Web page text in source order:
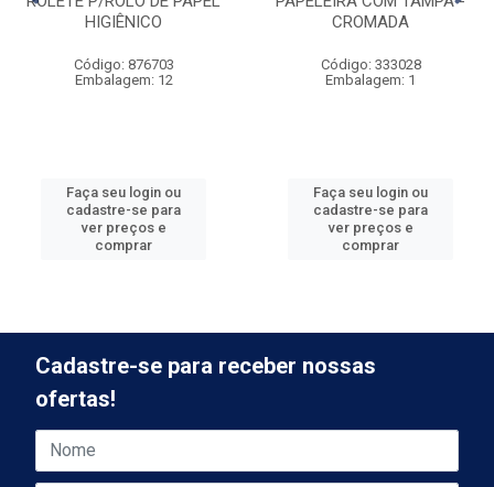
HIGIÊNICO
Código: 876703
Embalagem: 12
Faça seu login ou
cadastre-se para
ver preços e
comprar
CROMADA
Código: 333028
Embalagem: 1
Faça seu login ou
cadastre-se para
ver preços e
comprar
Cadastre-se para receber nossas
ofertas!